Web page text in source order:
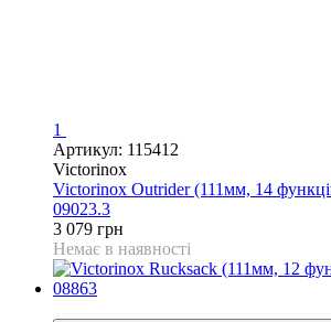
1
Артикул: 115412
Victorinox
Victorinox Outrider (111мм, 14
09023.3
3 079 грн
Немає в наявності